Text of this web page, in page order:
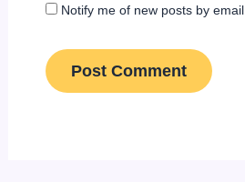
Notify me of new posts by email.